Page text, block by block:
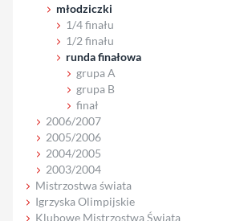
młodziczki
1/4 finału
1/2 finału
runda finałowa
grupa A
grupa B
finał
2006/2007
2005/2006
2004/2005
2003/2004
Mistrzostwa świata
Igrzyska Olimpijskie
Klubowe Mistrzostwa Świata